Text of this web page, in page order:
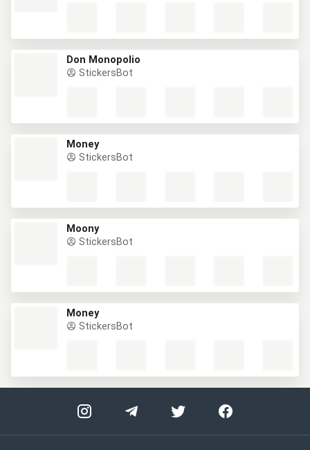
Don Monopolio
StickersBot
Money
StickersBot
Moony
StickersBot
Money
StickersBot